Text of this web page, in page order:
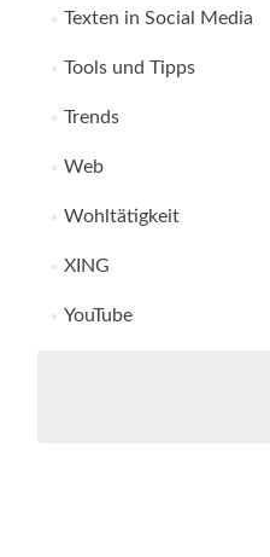
Texten in Social Media
Tools und Tipps
Trends
Web
Wohltätigkeit
XING
YouTube